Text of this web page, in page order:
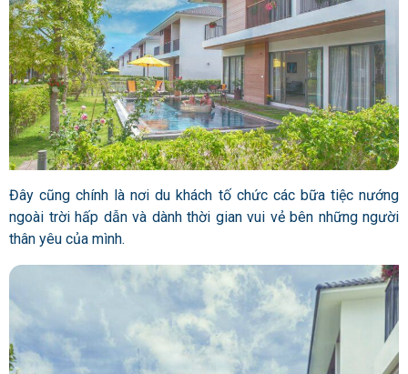
Đây cũng chính là nơi du khách tố chức các bữa tiệc nướng
ngoài trời hấp dẫn và dành thời gian vui vẻ bên những người
thân yêu của mình.